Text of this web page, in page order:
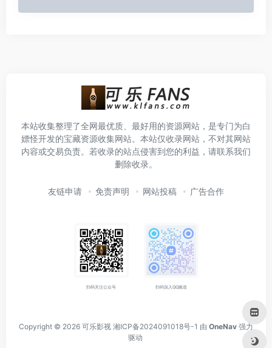
本站收集整理了全网最优质、最好用的资源网站，是专门为白
嫖怪开发的宝藏资源收集网站。本站仅收录网站，不对其网站
内容或交易负责。若收录的站点侵害到您的利益，请联系我们
删除收录。
友链申请 免责声明 网站投稿 广告合作
扫码关注公众号 扫码加入QQ频道
Copyright © 2026 可乐影视 湘ICP备2024091018号-1 由 OneNav 强力
驱动